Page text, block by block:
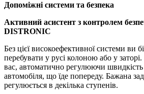
Допоміжні системи та безпека
Активний асистент з контролем
DISTRONIC
Без цієї високоефективної системи ви
перебувати у русі колоною або у
вас, автоматично регулюючи швидкість
автомобіля, що їде попереду. Бажана
регулюється в декілька ступенів.